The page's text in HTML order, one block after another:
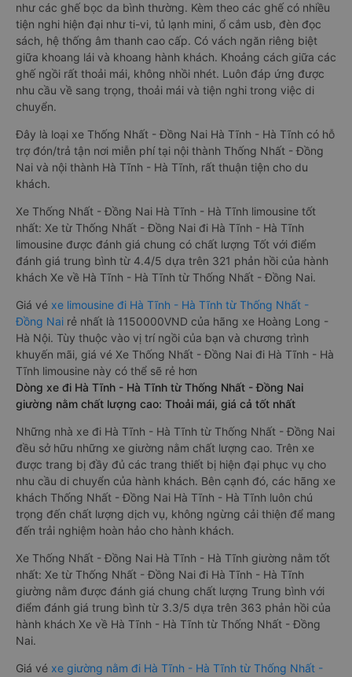
như các ghế bọc da bình thường. Kèm theo các ghế có nhiều
tiện nghi hiện đại như ti-vi, tủ lạnh mini, ổ cắm usb, đèn đọc
sách, hệ thống âm thanh cao cấp. Có vách ngăn riêng biệt
giữa khoang lái và khoang hành khách. Khoảng cách giữa các
ghế ngồi rất thoải mái, không nhồi nhét. Luôn đáp ứng được
nhu cầu về sang trọng, thoải mái và tiện nghi trong việc di
chuyển.
Đây là loại xe Thống Nhất - Đồng Nai Hà Tĩnh - Hà Tĩnh có hỗ
trợ đón/trả tận nơi miễn phí tại nội thành Thống Nhất - Đồng
Nai và nội thành Hà Tĩnh - Hà Tĩnh, rất thuận tiện cho du
khách.
Xe Thống Nhất - Đồng Nai Hà Tĩnh - Hà Tĩnh limousine tốt
nhất: Xe từ Thống Nhất - Đồng Nai đi Hà Tĩnh - Hà Tĩnh
limousine được đánh giá chung có chất lượng Tốt với điểm
đánh giá trung bình từ 4.4/5 dựa trên 321 phản hồi của hành
khách Xe về Hà Tĩnh - Hà Tĩnh từ Thống Nhất - Đồng Nai.
Giá vé xe limousine đi Hà Tĩnh - Hà Tĩnh từ Thống Nhất -
Đồng Nai rẻ nhất là 1150000VND của hãng xe Hoàng Long -
Hà Nội. Tùy thuộc vào vị trí ngồi của bạn và chương trình
khuyến mãi, giá vé Xe Thống Nhất - Đồng Nai đi Hà Tĩnh - Hà
Tĩnh limousine này có thể sẽ rẻ hơn
Dòng xe đi Hà Tĩnh - Hà Tĩnh từ Thống Nhất - Đồng Nai
giường nằm chất lượng cao: Thoải mái, giá cả tốt nhất
Những nhà xe đi Hà Tĩnh - Hà Tĩnh từ Thống Nhất - Đồng Nai
đều sở hữu những xe giường nằm chất lượng cao. Trên xe
được trang bị đầy đủ các trang thiết bị hiện đại phục vụ cho
nhu cầu di chuyển của hành khách. Bên cạnh đó, các hãng xe
khách Thống Nhất - Đồng Nai Hà Tĩnh - Hà Tĩnh luôn chú
trọng đến chất lượng dịch vụ, không ngừng cải thiện để mang
đến trải nghiệm hoàn hảo cho hành khách.
Xe Thống Nhất - Đồng Nai Hà Tĩnh - Hà Tĩnh giường nằm tốt
nhất: Xe từ Thống Nhất - Đồng Nai đi Hà Tĩnh - Hà Tĩnh
giường nằm được đánh giá chung chất lượng Trung bình với
điểm đánh giá trung bình từ 3.3/5 dựa trên 363 phản hồi của
hành khách Xe về Hà Tĩnh - Hà Tĩnh từ Thống Nhất - Đồng
Nai.
Giá vé xe giường nằm đi Hà Tĩnh - Hà Tĩnh từ Thống Nhất -